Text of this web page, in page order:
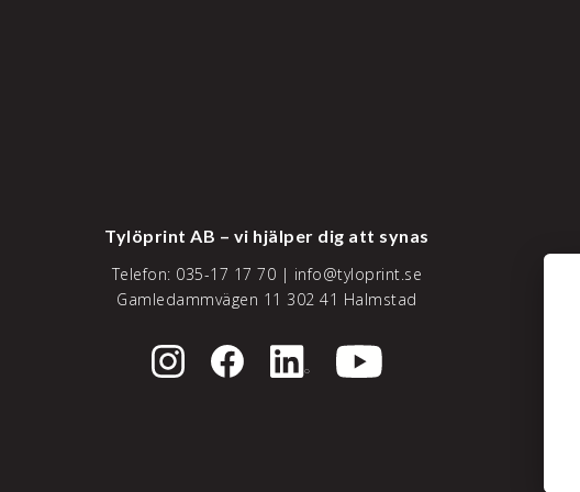
Tylöprint AB – vi hjälper dig att synas
Telefon: 035-17 17 70 | info@tyloprint.se
Gamledammvägen 11 302 41 Halmstad